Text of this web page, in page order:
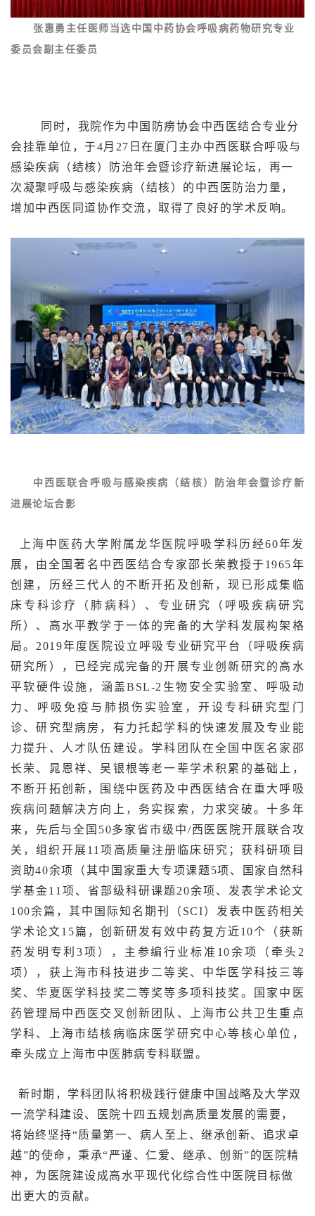
张惠勇主任医师当选中国中药协会呼吸病药物研究专业
委员会副主任委员
同时，我院作为中国防痨协会中西医结合专业分
会挂靠单位，于4月27日在厦门主办中西医联合呼吸与
感染疾病（结核）防治年会暨诊疗新进展论坛，再一
次凝聚呼吸与感染疾病（结核）的中西医防治力量，
增加中西医同道协作交流，取得了良好的学术反响。
中西医联合呼吸与感染疾病（结核）防治年会暨诊疗新
进展论坛合影
上海中医药大学附属龙华医院呼吸学科历经60年发
展，由全国著名中西医结合专家邵长荣教授于1965年
创建，历经三代人的不断开拓及创新，现已形成集临
床专科诊疗（肺病科）、专业研究（呼吸疾病研究
所）、高水平教学于一体的完备的大学科发展构架格
局。 2019年度医院设立呼吸专业研究平台（呼吸疾病
研究所），已经完成完备的开展专业创新研究的高水
平软硬件设施，涵盖BSL-2生物安全实验室、呼吸动
力、呼吸免疫与肺损伤实验室，开设专科研究型门
诊、研究型病房，有力托起学科的快速发展及专业能
力提升、人才队伍建设。 学科团队在全国中医名家邵
长荣、晁恩祥、吴银根等老一辈学术积累的基础上，
不断开拓创新，围绕中医药及中西医结合在重大呼吸
疾病问题解决方向上，务实探索，力求突破。十多年
来，先后与全国50多家省市级中/西医医院开展联合攻
关，组织开展11项高质量注册临床研究； 获科研项目
资助40余项（其中国家重大专项课题5项、国家自然科
学基金11项、省部级科研课题20余项、发表学术论文
100余篇，其中国际知名期刊（SCI）发表中医药相关
学术论文15篇，创新研发有效中药复方近10个（获新
药发明专利3项），主参编行业标准10余项（牵头2
项），获上海市科技进步二等奖、中华医学科技三等
奖、华夏医学科技奖二等奖等多项科技奖。
国家中医
药管理局中西医交叉创新团队、上海市公共卫生重点
学科、上海市结核病临床医学研究中心等核心单位，
牵头成立上海市中医肺病专科联盟。
新时期，学科团队将积极践行健康中国战略及大学双
一流学科建设、医院十四五规划高质量发展的需要，
将始终坚持“质量第一、病人至上、继承创新、追求卓
越”的使命，秉承“严谨、仁爱、继承、创新”的医院精
神，为医院建设成高水平现代化综合性中医院目标做
出更大的贡献。